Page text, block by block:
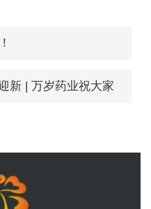
新 | 万岁药业祝大家